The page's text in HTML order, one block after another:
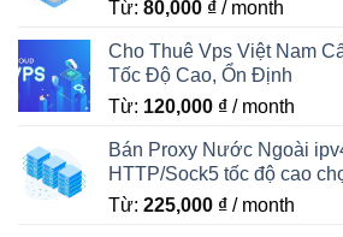
Từ: 80,000 ₫ / month
Cho Thuê Vps Việt Nam
Tốc Độ Cao, Ổn Định
Từ: 120,000 ₫ / month
Bán Proxy Nước Ngoài
HTTP/Sock5 tốc độ cao
Từ: 225,000 ₫ / month